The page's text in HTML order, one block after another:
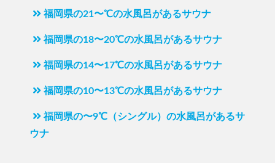
福岡県の21〜℃の水風呂があるサウナ
福岡県の18〜20℃の水風呂があるサウナ
福岡県の14〜17℃の水風呂があるサウナ
福岡県の10〜13℃の水風呂があるサウナ
福岡県の〜9℃（シングル）の水風呂があるサ
ウナ